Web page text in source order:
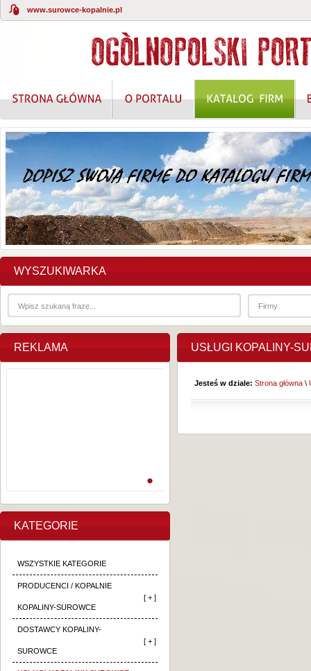
www.surowce-kopalnie.pl
WYSZUKIWARKA
REKLAMA
KATEGORIE
WSZYSTKIE KATEGORIE
PRODUCENCI / KOPALNIE
KOPALINY-SUROWCE
[ + ]
DOSTAWCY KOPALINY-
SUROWCE
[ + ]
USŁUGI KOPALINY-
Jesteś w dziale: Strona główna \